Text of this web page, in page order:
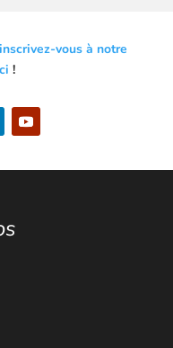
inscrivez-vous à notre
!